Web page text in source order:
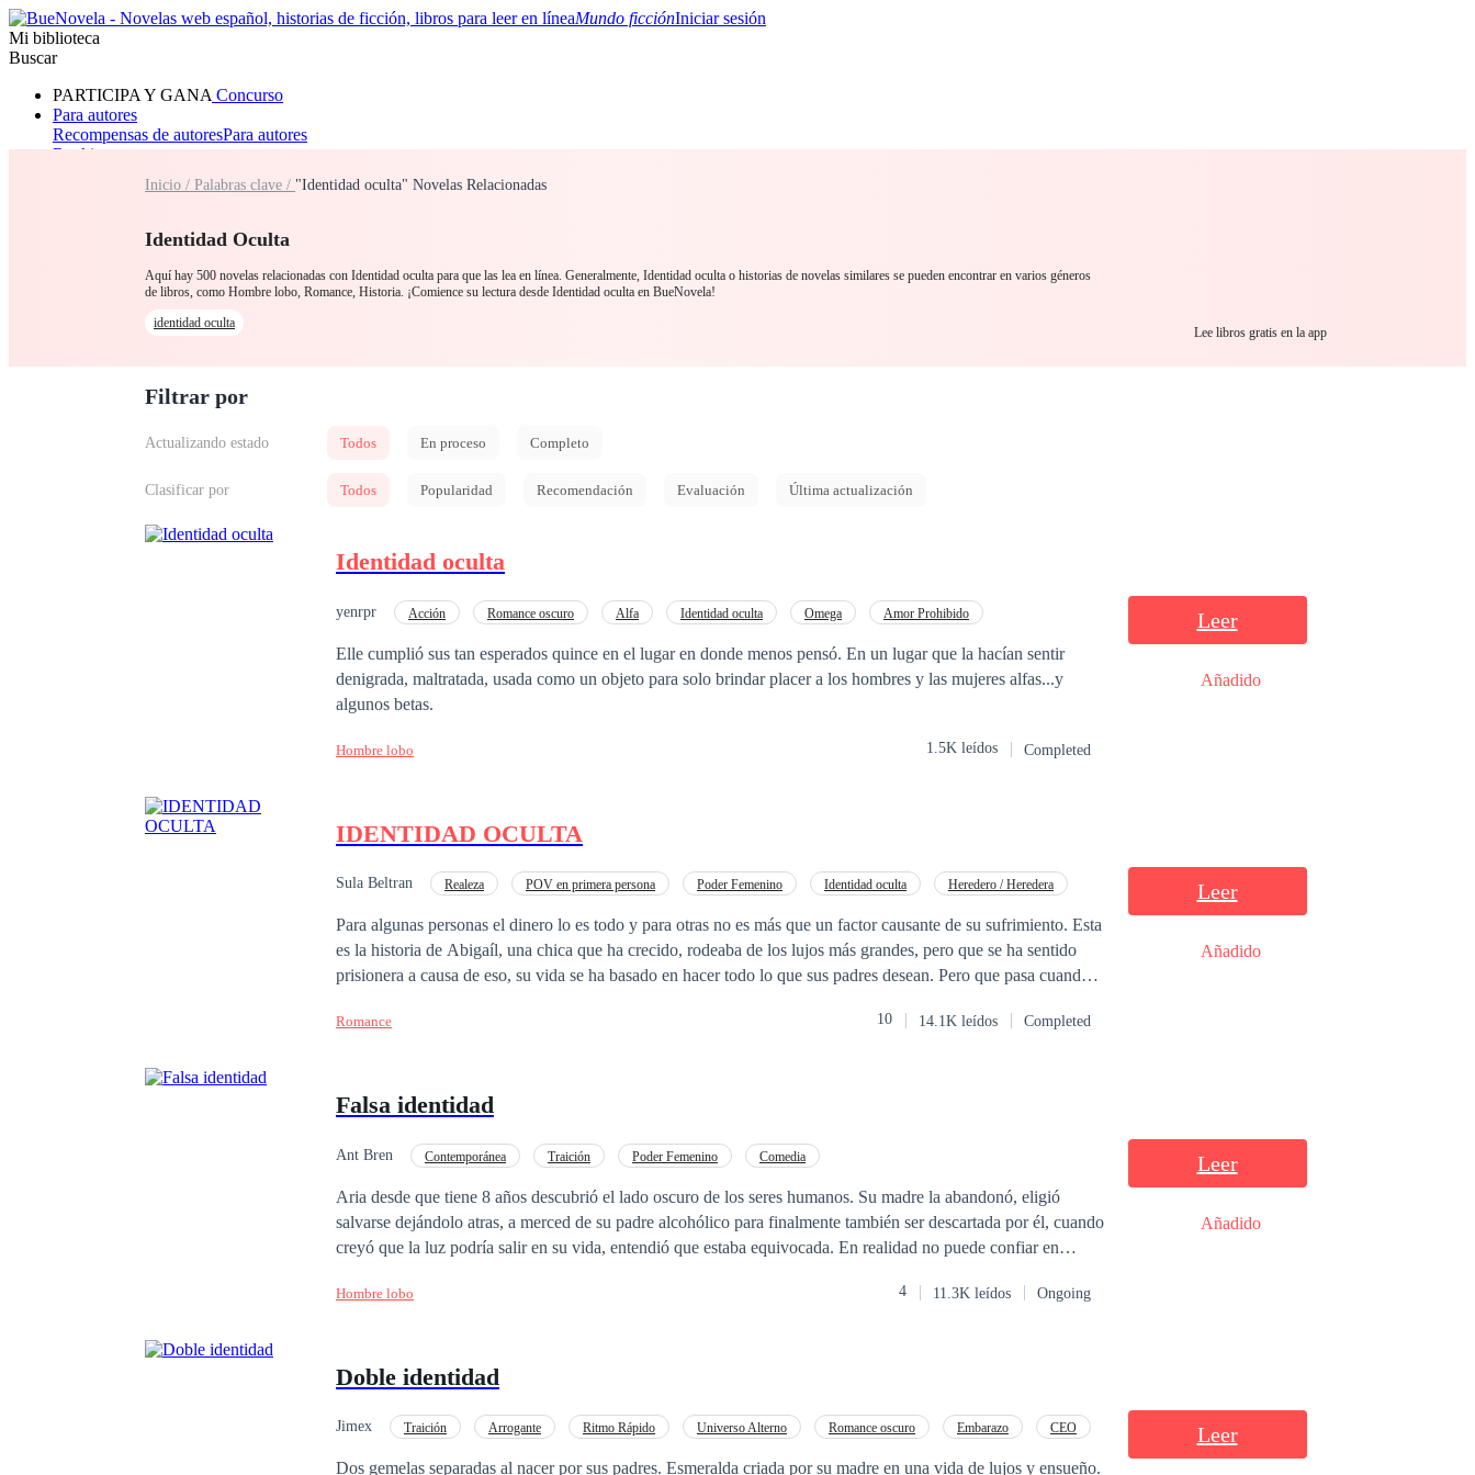
Mundo ficciónIniciar sesión
Mi biblioteca
Buscar
PARTICIPA Y GANA Concurso
Para autores
Recompensas de autoresPara autores
Ranking
RomanceHombre loboMafia
Inicio / Palabras clave / "Identidad oculta" Novelas Relacionadas
Identidad Oculta
Aquí hay 500 novelas relacionadas con Identidad oculta para que las lea en línea. Generalmente, Identidad oculta o historias de novelas similares se pueden encontrar en varios géneros
de libros, como Hombre lobo, Romance, Historia. ¡Comience su lectura desde Identidad oculta en BueNovela!
identidad oculta
Lee libros gratis en la app
Filtrar por
Actualizando estado Todos En proceso Completo
Clasificar por Todos Popularidad Recomendación Evaluación Última actualización
Identidad oculta
yenrpr Acción Romance oscuro Alfa Identidad oculta Omega Amor Prohibido
Elle cumplió sus tan esperados quince en el lugar en donde menos pensó. En un lugar que la hacían sentir
denigrada, maltratada, usada como un objeto para solo brindar placer a los hombres y las mujeres alfas...y
algunos betas.
Hombre lobo 1.5K leídos Completed
Leer
Añadido
IDENTIDAD OCULTA
Sula Beltran Realeza POV en primera persona Poder Femenino Identidad oculta
Heredero / Heredera
Para algunas personas el dinero lo es todo y para otras no es más que un factor causante de su sufrimiento. Esta
es la historia de Abigaíl, una chica que ha crecido, rodeaba de los lujos más grandes, pero que se ha sentido
prisionera a causa de eso, su vida se ha basado en hacer todo lo que sus padres desean. Pero que pasa cuando
dificultades, mentiras y traición.
Romance 10 14.1K leídos Completed
Leer
Añadido
Falsa identidad
Ant Bren Contemporánea Traición Poder Femenino Comedia
Aria desde que tiene 8 años descubrió el lado oscuro de los seres humanos. Su madre la abandonó, eligió
salvarse dejándolo atras, a merced de su padre alcohólico para finalmente también ser descartada por él, cuando
creyó que la luz podría salir en su vida, entendió que estaba equivocada. En realidad no puede confiar en
Hombre lobo 4 11.3K leídos Ongoing
Leer
Añadido
Doble identidad
Jimex Traición Arrogante Ritmo Rápido Universo Alterno Romance oscuro Embarazo
CEO
Dos gemelas separadas al nacer por sus padres. Esmeralda criada por su madre en una vida de lujos y ensueño.
Leer